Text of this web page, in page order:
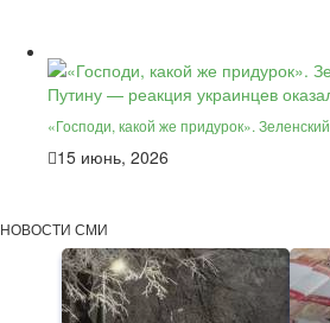
«Господи, какой же придурок». Зеленский
15 июнь, 2026
НОВОСТИ СМИ